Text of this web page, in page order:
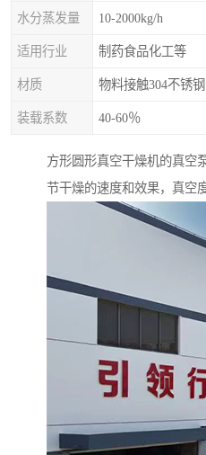
水分蒸发量 10-2000kg/h
适用行业 制药食品化工等
材质 物料接触304不锈钢
装载系数 40-60％
方形圆形真空干燥机的真空
节干燥的速度和效果，真空